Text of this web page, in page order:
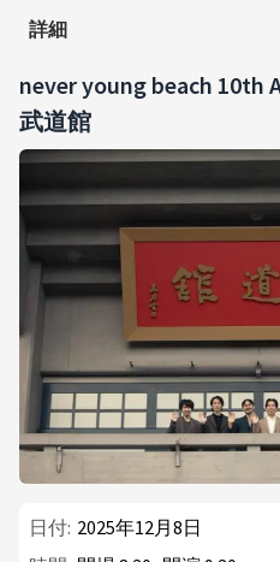
詳細
never young beach 10th
武道館
日付: 2025年12月8日